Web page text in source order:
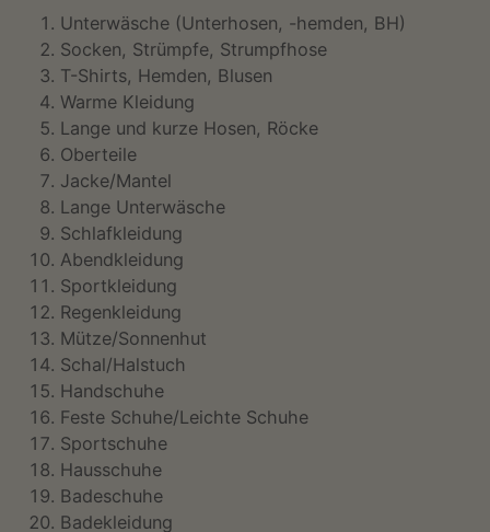
Unterwäsche (Unterhosen, -hemden, BH)
Socken, Strümpfe, Strumpfhose
T-Shirts, Hemden, Blusen
Warme Kleidung
Lange und kurze Hosen, Röcke
Oberteile
Jacke/Mantel
Lange Unterwäsche
Schlafkleidung
Abendkleidung
Sportkleidung
Regenkleidung
Mütze/Sonnenhut
Schal/Halstuch
Handschuhe
Feste Schuhe/Leichte Schuhe
Sportschuhe
Hausschuhe
Badeschuhe
Badekleidung